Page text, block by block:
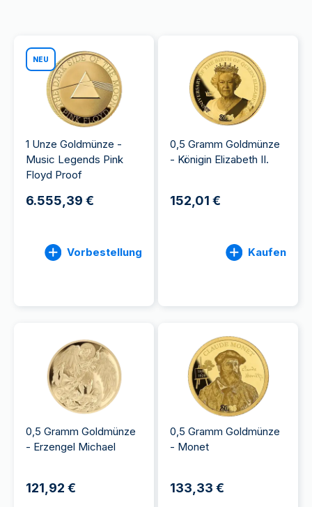
NEU
1 Unze Goldmünze -
Music Legends Pink
Floyd Proof
6.555,39 €
Vorbestellung
0,5 Gramm Goldmünze
- Königin Elizabeth II.
152,01 €
Kaufen
0,5 Gramm Goldmünze
- Erzengel Michael
121,92 €
0,5 Gramm Goldmünze
- Monet
133,33 €